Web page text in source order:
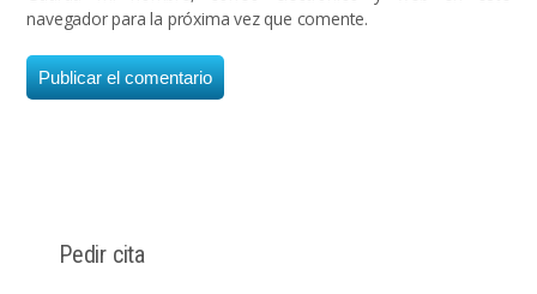
navegador para la próxima vez que comente.
Pedir cita